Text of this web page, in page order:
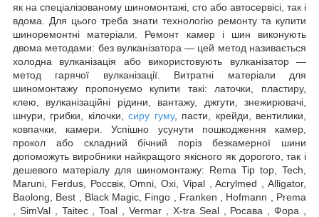
як на спеціалізованому шиномонтажі, сто або автосервісі, так і
вдома. Для цього треба знати технологію ремонту та купити
шиноремонтні матеріали. Ремонт камер і шин виконують
двома методами: без вулканізатора — цей метод називається
холодна вулканізація або використовують вулканізатор —
метод гарячої вулканізації. Витратні матеріали для
шиномонтажу пропонуємо купити такі: латочки, пластиру,
клею, вулканізаційні рідини, вантажу, джгути, знежирювачі,
шнури, грибки, кілочки,сиру гуму, пасти, крейди, вентилики,
ковпачки, камери. Успішно усунути пошкодження камер,
прокол або складний бічний поріз безкамерної шини
допоможуть виробники найкращого якісного як дорогого, так і
дешевого матеріалу для шиномонтажу: Rema Tip top, Tech,
Maruni, Ferdus, Россвік, Omni, Oxi, Vipal , Acrylmed , Alligator,
Baolong, Best , Black Magic, Fingo , Franken , Hofmann , Prema
, SimVal , Taitec , Toal , Vermar , X-tra Seal , Росава , Фора ,